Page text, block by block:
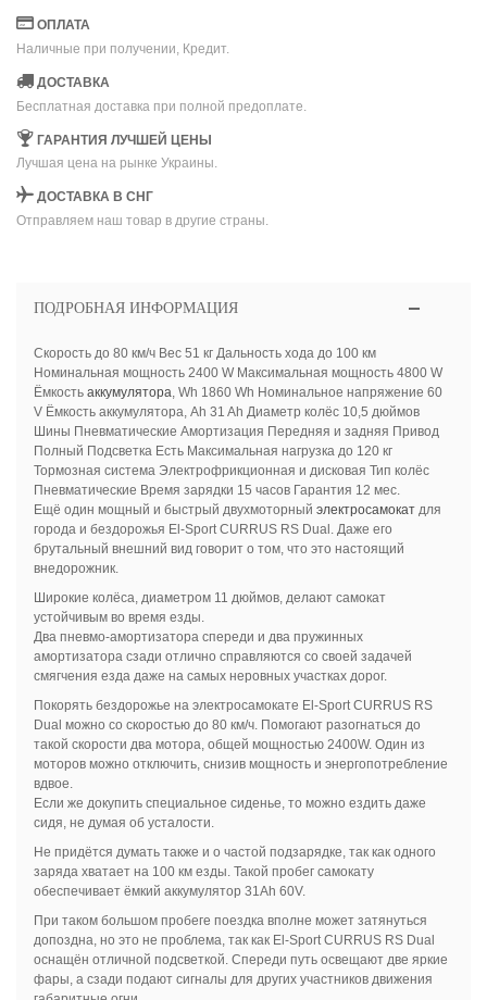
ОПЛАТА
Наличные при получении, Кредит.
ДОСТАВКА
Бесплатная доставка при полной предоплате.
ГАРАНТИЯ ЛУЧШЕЙ ЦЕНЫ
Лучшая цена на рынке Украины.
ДОСТАВКА В СНГ
Отправляем наш товар в другие страны.
ПОДРОБНАЯ ИНФОРМАЦИЯ
Скорость до 80 км/ч Вес 51 кг Дальность хода до 100 км
Номинальная мощность 2400 W Максимальная мощность 4800 W
Ёмкость аккумулятора, Wh 1860 Wh Номинальное напряжение 60
V Ёмкость аккумулятора, Ah 31 Ah Диаметр колёс 10,5 дюймов
Шины Пневматические Амортизация Передняя и задняя Привод
Полный Подсветка Есть Максимальная нагрузка до 120 кг
Тормозная система Электрофрикционная и дисковая Тип колёс
Пневматические Время зарядки 15 часов Гарантия 12 мес.
Ещё один мощный и быстрый двухмоторный электросамокатдля
города и бездорожья El-Sport CURRUS RS Dual. Даже его
брутальный внешний вид говорит о том, что это настоящий
внедорожник.
Широкие колёса, диаметром 11 дюймов, делают самокат
устойчивым во время езды.
Два пневмо-амортизатора спереди и два пружинных
амортизатора сзади отлично справляются со своей задачей
смягчения езда даже на самых неровных участках дорог.
Покорять бездорожье на электросамокате El-Sport CURRUS RS
Dual можно со скоростью до 80 км/ч. Помогают разогнаться до
такой скорости два мотора, общей мощностью 2400W. Один из
моторов можно отключить, снизив мощность и энергопотребление
вдвое.
Если же докупить специальное сиденье, то можно ездить даже
сидя, не думая об усталости.
Не придётся думать также и о частой подзарядке, так как одного
заряда хватает на 100 км езды. Такой пробег самокату
обеспечивает ёмкий аккумулятор 31Ah 60V.
При таком большом пробеге поездка вполне может затянуться
допоздна, но это не проблема, так как El-Sport CURRUS RS Dual
оснащён отличной подсветкой. Спереди путь освещают две яркие
фары, а сзади подают сигналы для других участников движения